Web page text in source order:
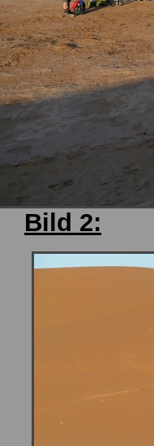
Bild 2: